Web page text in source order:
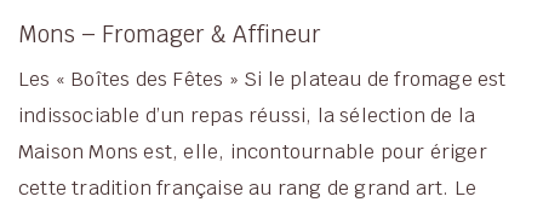
Mons – Fromager & Affineur
Les « Boîtes des Fêtes » Si le plateau de fromage est
indissociable d’un repas réussi, la sélection de la
Maison Mons est, elle, incontournable pour ériger
cette tradition française au rang de grand art. Le